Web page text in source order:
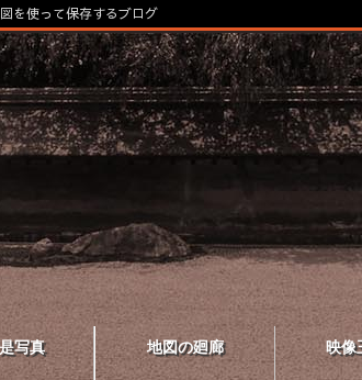
写真 地図の廻廊 映像
を使って保存するブログ